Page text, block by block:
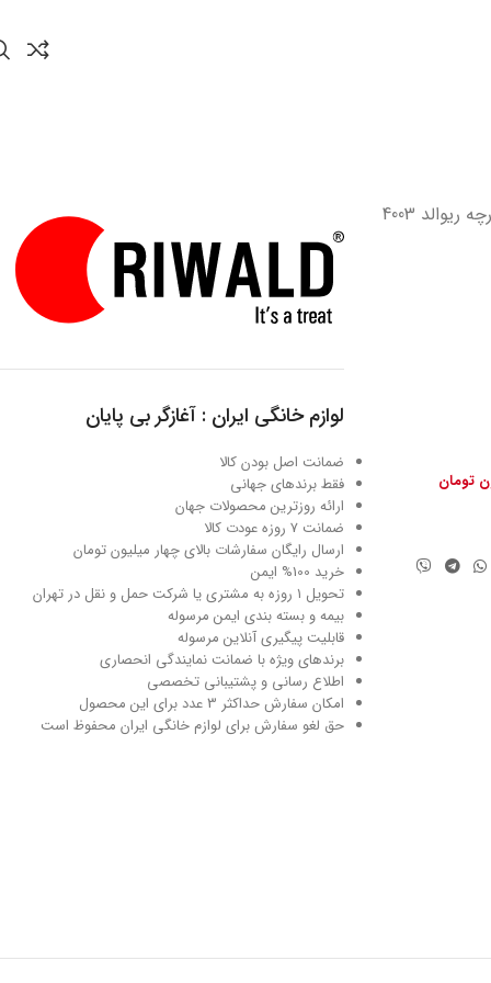
تومان
لوازم خانگی ایران : آغازگر بی پایان
ضمانت اصل بودن کالا
فقط برندهای جهانی
ارائه روزترین محصولات جهان
ضمانت 7 روزه عودت کالا
ارسال رایگان سفارشات بالای چهار میلیون تومان
خرید 100% ایمن
تحویل ۱ روزه به مشتری یا شرکت حمل و نقل در تهران
بیمه و بسته بندی ایمن مرسوله
قابلیت پیگیری آنلاین مرسوله
برندهای ویژه با ضمانت نمایندگی انحصاری
اطلاع رسانی و پشتیبانی تخصصی
امکان سفارش حداکثر 3 عدد برای این محصول
حق لغو سفارش برای لوازم خانگی ایران محفوظ است